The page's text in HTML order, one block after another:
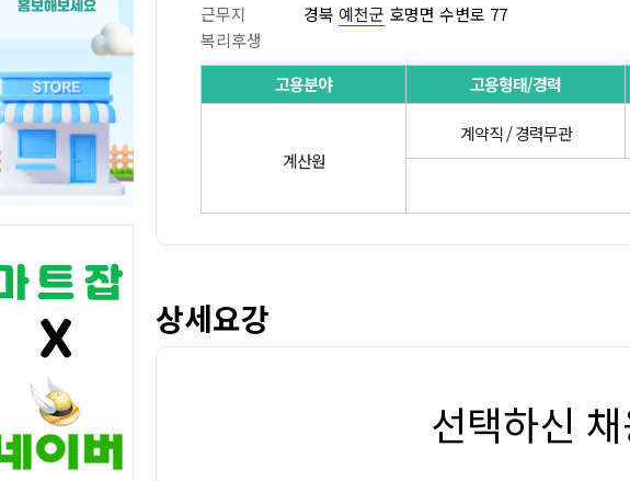
근무지
경북 예천군 호명면 수변로 77
복리후생
고용분야
고용형태/경력
계산원
계약직 / 경력무관
상세요강
선택하신